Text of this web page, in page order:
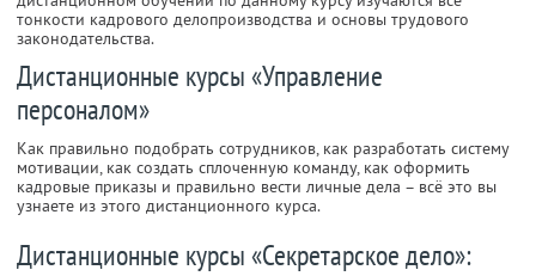
тонкости кадрового делопроизводства и основы трудового
законодательства.
Дистанционные курсы «Управление
персоналом»
Как правильно подобрать сотрудников, как разработать систему
мотивации, как создать сплоченную команду, как оформить
кадровые приказы и правильно вести личные дела – всё это вы
узнаете из этого дистанционного курса.
Дистанционные курсы «Секретарское дело»: